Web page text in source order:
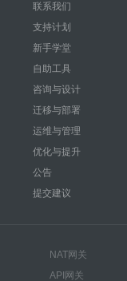
联系我们
支持计划
新手学堂
自助工具
咨询与设计
迁移与部署
运维与管理
优化与提升
公告
提交建议
NAT网关
API网关